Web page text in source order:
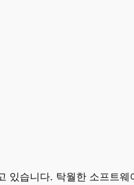
습니다. 탁월한 소프트